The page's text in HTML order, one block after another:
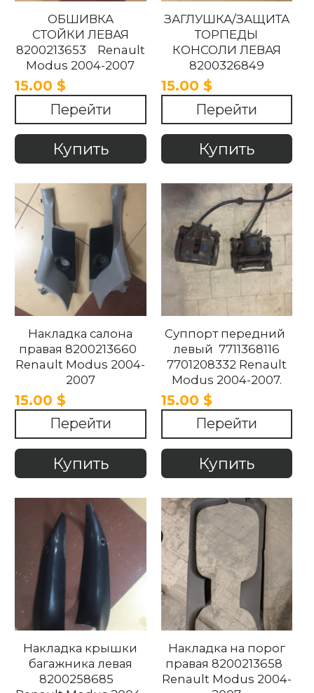
ОБШИВКА
СТОЙКИ ЛЕВАЯ
8200213653 Renault
Modus 2004-2007
15.00 $
Перейти
Купить
ЗАГЛУШКА/ЗАЩИТА
ТОРПЕДЫ
КОНСОЛИ ЛЕВАЯ
8200326849
8200326852
Renault Modus 2004-
2007
15.00 $
Перейти
Купить
Накладка салона
правая 8200213660
Renault Modus 2004-
2007
15.00 $
Перейти
Купить
Суппорт передний
левый 7711368116
7701208332 Renault
Modus 2004-2007.
15.00 $
Перейти
Купить
Накладка крышки
багажника левая
8200258685
Накладка на порог
правая 8200213658
Renault Modus 2004-